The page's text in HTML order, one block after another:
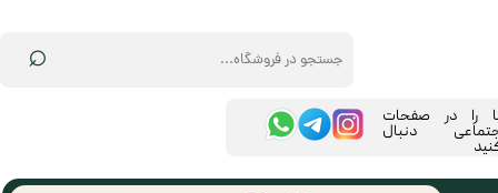
⌕
را در صفحات
دنبال